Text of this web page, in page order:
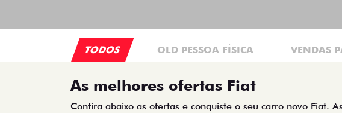
TODOS OLD PESSOA FÍSICA VENDAS
As melhores ofertas Fiat
Confira abaixo as ofertas e conquiste o seu carro novo Fiat.